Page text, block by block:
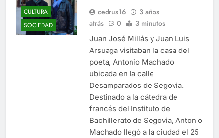
CULTURA
SOCIEDAD
cedrus16
3 años
atrás
0 3 minutos
Juan José Millás y Juan Luis
Arsuaga visitaban la casa del
poeta, Antonio Machado,
ubicada en la calle
Desamparados de Segovia.
Destinado a la cátedra de
francés del Instituto de
Bachillerato de Segovia, Antonio
Machado llegó a la ciudad el 25